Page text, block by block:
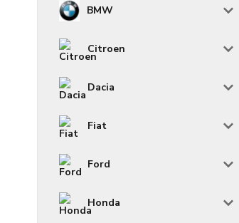
BMW
Citroen
Dacia
Fiat
Ford
Honda